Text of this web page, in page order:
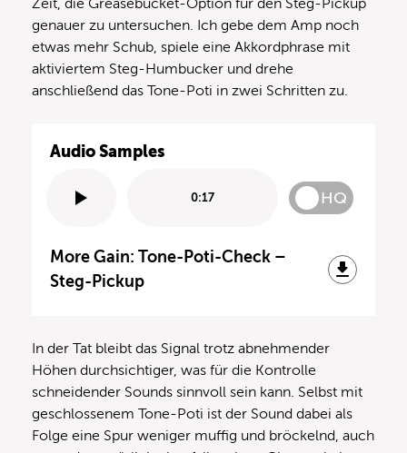
Zeit, die Greasebucket-Option für den Steg-Pickup
genauer zu untersuchen. Ich gebe dem Amp noch
etwas mehr Schub, spiele eine Akkordphrase mit
aktiviertem Steg-Humbucker und drehe
anschließend das Tone-Poti in zwei Schritten zu.
Audio Samples
0:17 HQ
More Gain: Tone-Poti-Check –
Steg-Pickup
In der Tat bleibt das Signal trotz abnehmender
Höhen durchsichtiger, was für die Kontrolle
schneidender Sounds sinnvoll sein kann. Selbst mit
geschlossenem Tone-Poti ist der Sound dabei als
Folge eine Spur weniger muffig und bröckelnd, auch